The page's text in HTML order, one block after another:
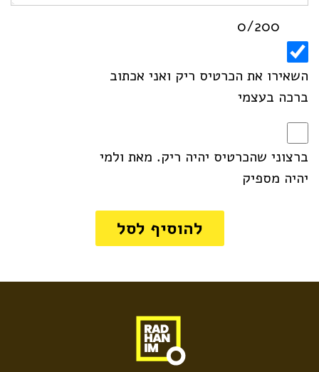
0/200
השאירו את הכרטיס ריק ואני אכתוב
ברכה בעצמי
ברצוני שהכרטיס יהיה ריק. מאת ולמי
יהיה מספיק
להוסיף לסל